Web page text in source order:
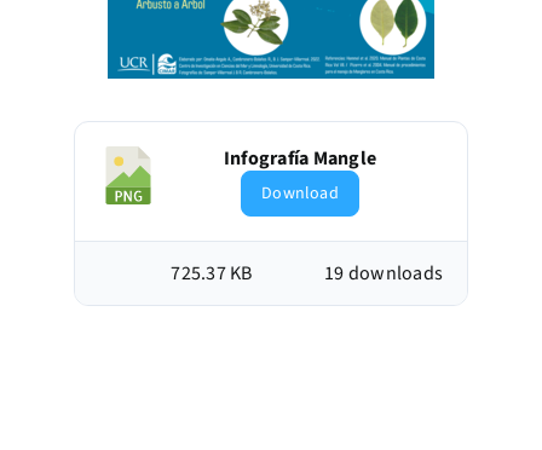
Infografía Mangle
Download
19 downloads
725.37 KB